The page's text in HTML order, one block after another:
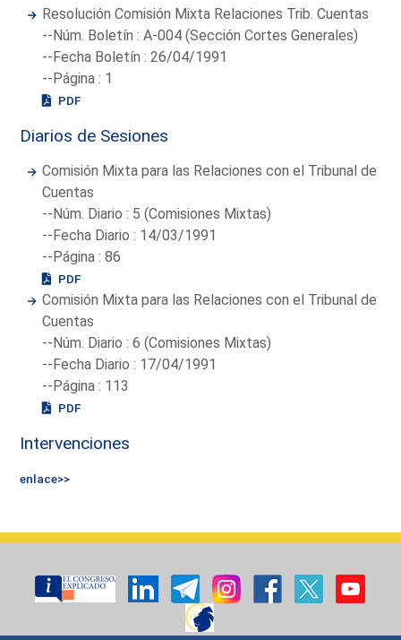
Resolución Comisión Mixta Relaciones Trib. Cuentas
--Núm. Boletín : A-004 (Sección Cortes Generales)
--Fecha Boletín : 26/04/1991
--Página : 1
PDF
Diarios de Sesiones
Comisión Mixta para las Relaciones con el Tribunal de
Cuentas
--Núm. Diario : 5 (Comisiones Mixtas)
--Fecha Diario : 14/03/1991
--Página : 86
PDF
Comisión Mixta para las Relaciones con el Tribunal de
Cuentas
--Núm. Diario : 6 (Comisiones Mixtas)
--Fecha Diario : 17/04/1991
--Página : 113
PDF
Intervenciones
enlace>>